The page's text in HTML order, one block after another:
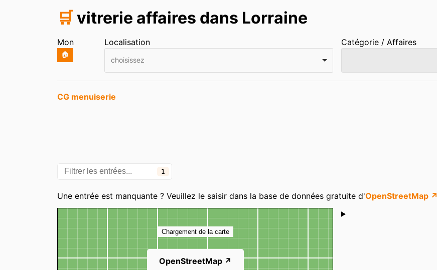
🛒vitrerie affaires dans Lorraine
Mon
🏠
Localisation
choisissez
Catégorie / Affaires
Entrées
CG menuiserie
1
Une entrée est manquante ? Veuillez le saisir dans la base de données gratuite d'OpenStreetMap ↗
Carte
Chargement de la carte
OpenStreetMap ↗
Shoutbox